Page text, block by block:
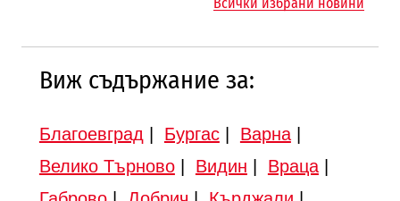
Виж съдържание за:
Благоевград Бургас| Варна|
Велико Търново| Видин Враца|